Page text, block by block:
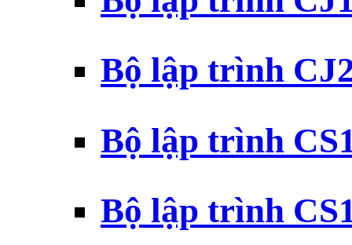
Bộ lập trình
Bộ lập trình
Bộ lập trình